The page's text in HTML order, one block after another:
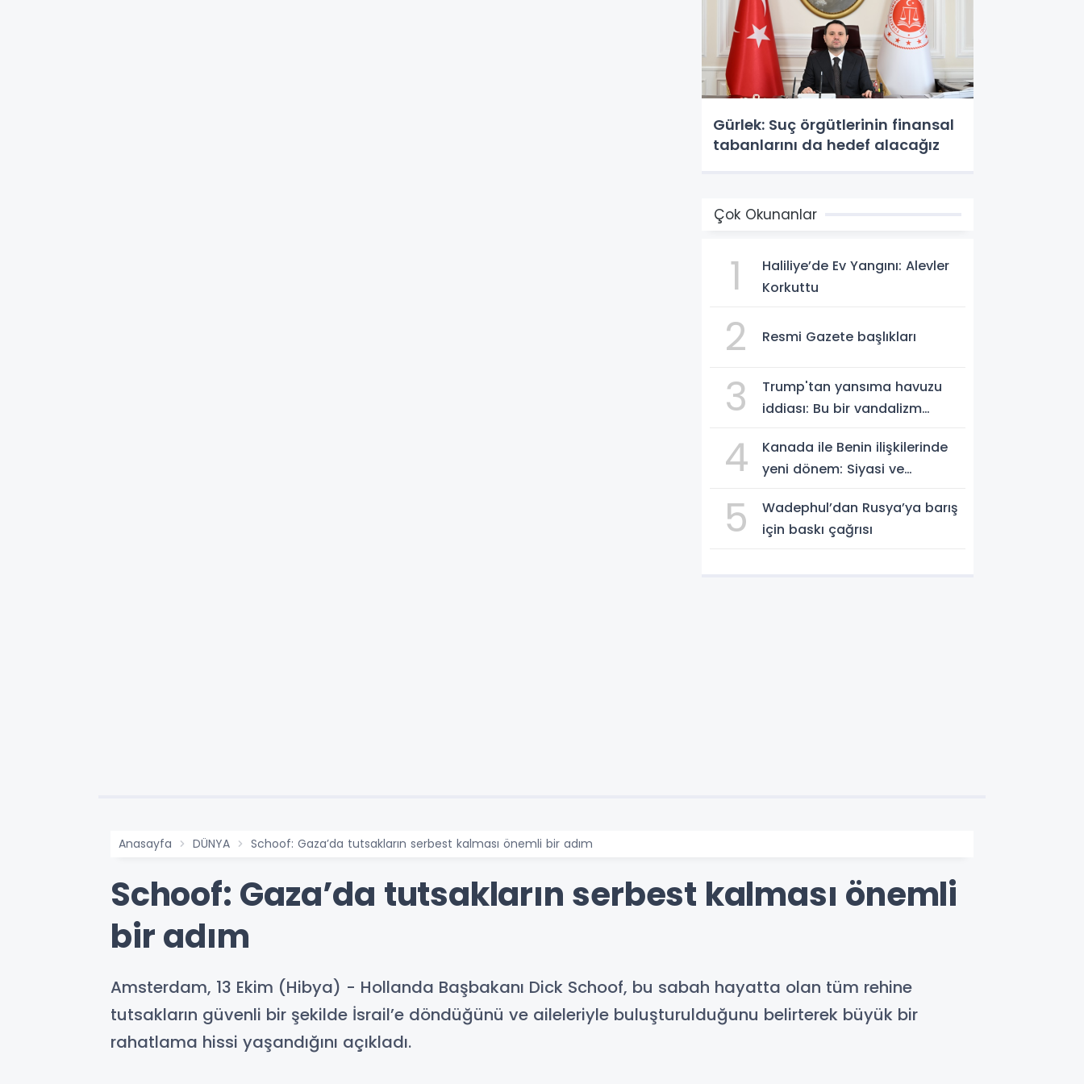
Gürlek: Suç örgütlerinin finansal
tabanlarını da hedef alacağız
Çok Okunanlar
1
Haliliye’de Ev Yangını: Alevler
Korkuttu
2 Resmi Gazete başlıkları
3
Trump'tan yansıma havuzu
iddiası: Bu bir vandalizm
4
Kanada ile Benin ilişkilerinde
yeni dönem: Siyasi ve
5
Wadephul’dan Rusya’ya barış
için baskı çağrısı
Anasayfa DÜNYA Schoof: Gaza’da tutsakların serbest kalması önemli bir adım
Schoof: Gaza’da tutsakların serbest kalması önemli
bir adım
Amsterdam, 13 Ekim (Hibya) - Hollanda Başbakanı Dick Schoof, bu sabah hayatta olan tüm rehine
tutsakların güvenli bir şekilde İsrail’e döndüğünü ve aileleriyle buluşturulduğunu belirterek büyük bir
rahatlama hissi yaşandığını açıkladı.